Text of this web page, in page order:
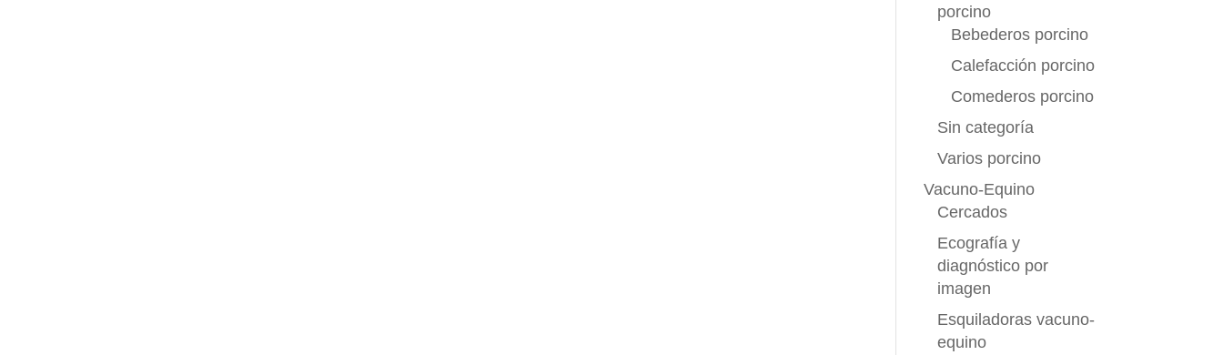
porcino
Bebederos porcino
Calefacción porcino
Comederos porcino
Sin categoría
Varios porcino
Vacuno-Equino
Cercados
Ecografía y
diagnóstico por
imagen
Esquiladoras vacuno-
equino